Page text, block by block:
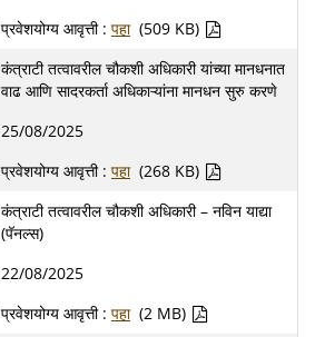
प्रवेशयोग्य आवृत्ती : पहा (509 KB)
कंत्राटी तत्वावरील चौकशी अधिकारी यांच्या मानधनात
वाढ आणि सादरकर्ता अधिकाऱ्यांना मानधन सुरु करणे
25/08/2025
प्रवेशयोग्य आवृत्ती : पहा (268 KB)
कंत्राटी तत्वावरील चौकशी अधिकारी – नविन याद्या
(पॅनल्स)
22/08/2025
प्रवेशयोग्य आवृत्ती : पहा (2 MB)